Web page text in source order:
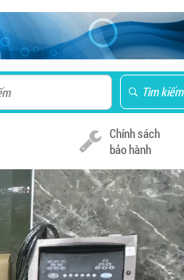
Tìm kiếm
Chính sách
bảo hành